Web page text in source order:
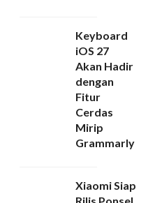
Keyboard
iOS 27
Akan Hadir
dengan
Fitur
Cerdas
Mirip
Grammarly
Xiaomi Siap